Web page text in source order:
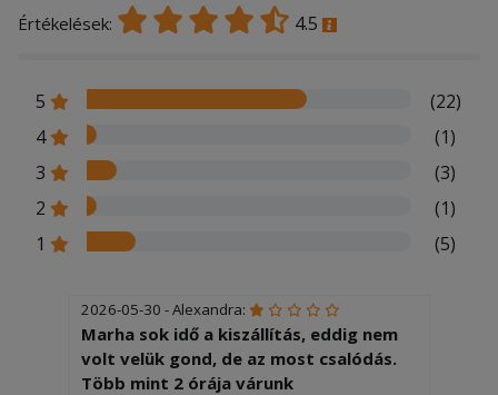
Értékelések: 4.5
5
(22)
4
(1)
3
(3)
2
(1)
1
(5)
2026-05-30 - Alexandra:
Marha sok idő a kiszállítás, eddig nem
volt velük gond, de az most csalódás.
Több mint 2 órája várunk